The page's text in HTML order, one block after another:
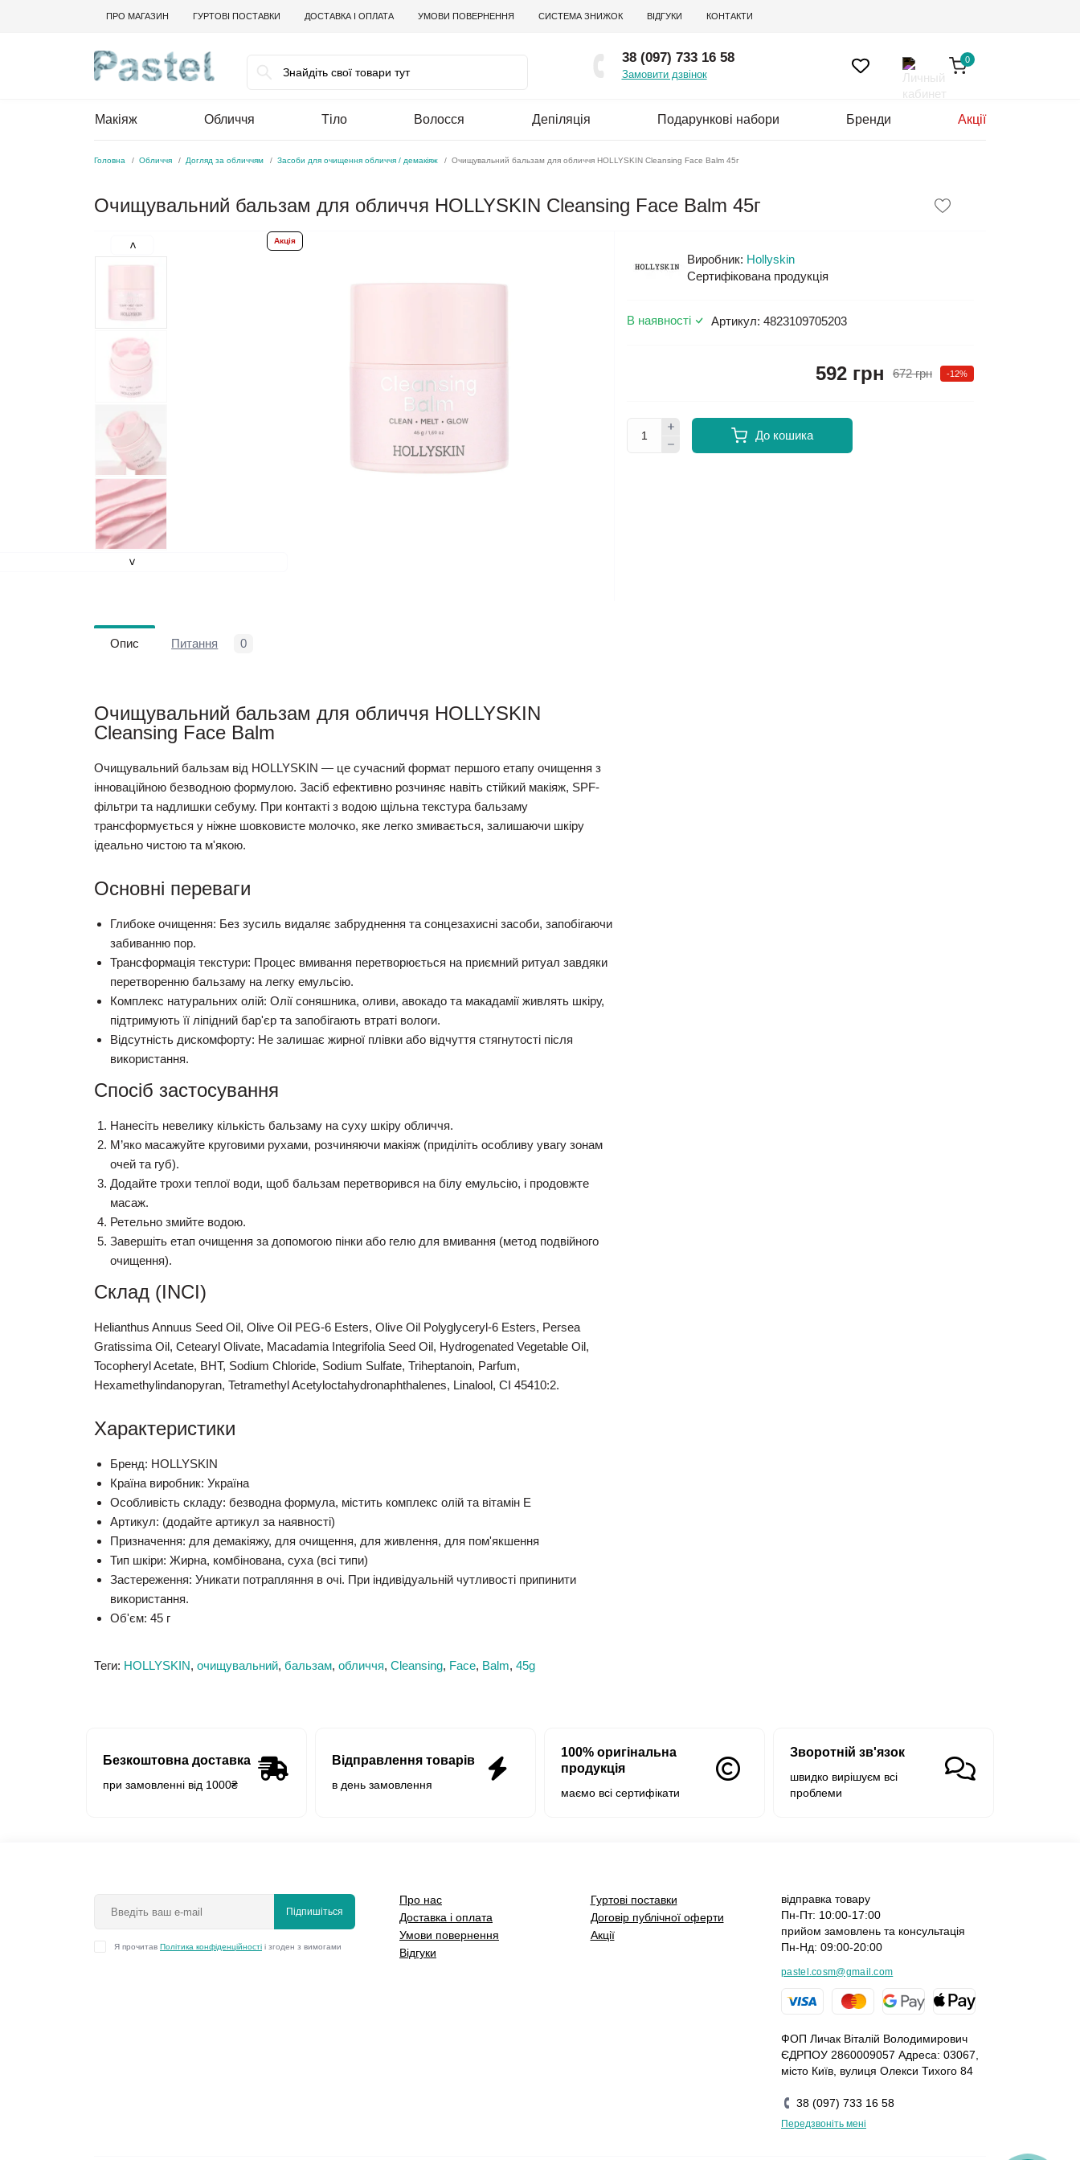
ПРО МАГАЗИН ГУРТОВІ ПОСТАВКИ ДОСТАВКА І ОПЛАТА УМОВИ ПОВЕРНЕННЯ СИСТЕМА ЗНИЖОК ВІДГУКИ КОНТАКТИ
38 (097) 733 16 58
Замовити дзвінок
0
Макіяж Обличчя Тіло Волосся Депіляція Подарункові набори Бренди Акції
Головна Обличчя Догляд за обличчям Засоби для очищення обличчя / демакіяж Очищувальний бальзам для обличчя HOLLYSKIN Cleansing Face Balm 45г
Очищувальний бальзам для обличчя HOLLYSKIN Cleansing Face Balm 45г
<
>
Акція
Виробник: Hollyskin
Сертифікована продукція
В наявності Артикул: 4823109705203
672 грн -12%
592 грн
До кошика
Опис Питання 0
Очищувальний бальзам для обличчя HOLLYSKIN
Cleansing Face Balm
Очищувальний бальзам від HOLLYSKIN — це сучасний формат першого етапу очищення з
інноваційною безводною формулою. Засіб ефективно розчиняє навіть стійкий макіяж, SPF-
фільтри та надлишки себуму. При контакті з водою щільна текстура бальзаму
трансформується у ніжне шовковисте молочко, яке легко змивається, залишаючи шкіру
ідеально чистою та м'якою.
Основні переваги
Глибоке очищення: Без зусиль видаляє забруднення та сонцезахисні засоби, запобігаючи
забиванню пор.
Трансформація текстури: Процес вмивання перетворюється на приємний ритуал завдяки
перетворенню бальзаму на легку емульсію.
Комплекс натуральних олій: Олії соняшника, оливи, авокадо та макадамії живлять шкіру,
підтримують її ліпідний бар'єр та запобігають втраті вологи.
Відсутність дискомфорту: Не залишає жирної плівки або відчуття стягнутості після
використання.
Спосіб застосування
Нанесіть невелику кількість бальзаму на суху шкіру обличчя.
М’яко масажуйте круговими рухами, розчиняючи макіяж (приділіть особливу увагу зонам
очей та губ).
Додайте трохи теплої води, щоб бальзам перетворився на білу емульсію, і продовжте
масаж.
Ретельно змийте водою.
Завершіть етап очищення за допомогою пінки або гелю для вмивання (метод подвійного
очищення).
Склад (INCI)
Helianthus Annuus Seed Oil, Olive Oil PEG-6 Esters, Olive Oil Polyglyceryl-6 Esters, Persea
Gratissima Oil, Cetearyl Olivate, Macadamia Integrifolia Seed Oil, Hydrogenated Vegetable Oil,
Tocopheryl Acetate, BHT, Sodium Chloride, Sodium Sulfate, Triheptanoin, Parfum,
Hexamethylindanopyran, Tetramethyl Acetyloctahydronaphthalenes, Linalool, CI 45410:2.
Характеристики
Бренд: HOLLYSKIN
Країна виробник: Україна
Особливість складу: безводна формула, містить комплекс олій та вітамін Е
Артикул: (додайте артикул за наявності)
Призначення: для демакіяжу, для очищення, для живлення, для пом'якшення
Тип шкіри: Жирна, комбінована, суха (всі типи)
Застереження: Уникати потрапляння в очі. При індивідуальній чутливості припинити
використання.
Об'єм: 45 г
Теги: HOLLYSKIN, очищувальний, бальзам, обличчя, Cleansing, Face, Balm, 45g
Безкоштовна доставка
при замовленні від 1000₴
Відправлення товарів
в день замовлення
100% оригінальна
продукція
маємо всі сертифікати
Зворотній зв'язок
швидко вирішуєм всі
проблеми
Підпишіться
Я прочитав Політика конфіденційності і згоден з вимогами
Про нас
Доставка і оплата
Умови повернення
Відгуки
Гуртові поставки
Договір публічної оферти
Акції
відправка товару
Пн-Пт: 10:00-17:00
прийом замовлень та консультація
Пн-Нд: 09:00-20:00
pastel.cosm@gmail.com
ФОП Личак Віталій Володимирович
ЄДРПОУ 2860009057 Адреса: 03067,
місто Київ, вулиця Олекси Тихого 84
38 (097) 733 16 58
Передзвоніть мені